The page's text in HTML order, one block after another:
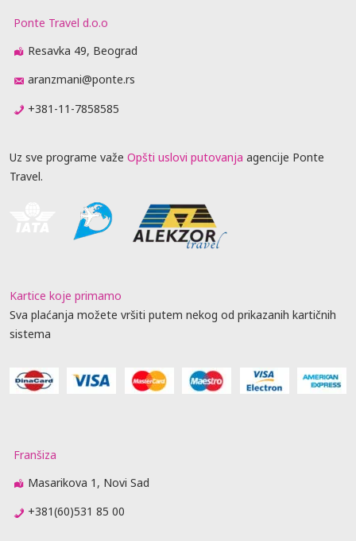
Ponte Travel d.o.o
Resavka 49, Beograd
aranzmani@ponte.rs
+381-11-7858585
Uz sve programe važe Opšti uslovi putovanja agencije Ponte
Travel.
Kartice koje primamo
Sva plaćanja možete vršiti putem nekog od prikazanih kartičnih
sistema
Franšiza
Masarikova 1, Novi Sad
+381(60)531 85 00